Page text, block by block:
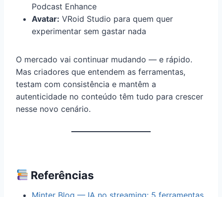
Podcast Enhance
Avatar: VRoid Studio para quem quer
experimentar sem gastar nada
O mercado vai continuar mudando — e rápido.
Mas criadores que entendem as ferramentas,
testam com consistência e mantêm a
autenticidade no conteúdo têm tudo para crescer
nesse novo cenário.
Referências